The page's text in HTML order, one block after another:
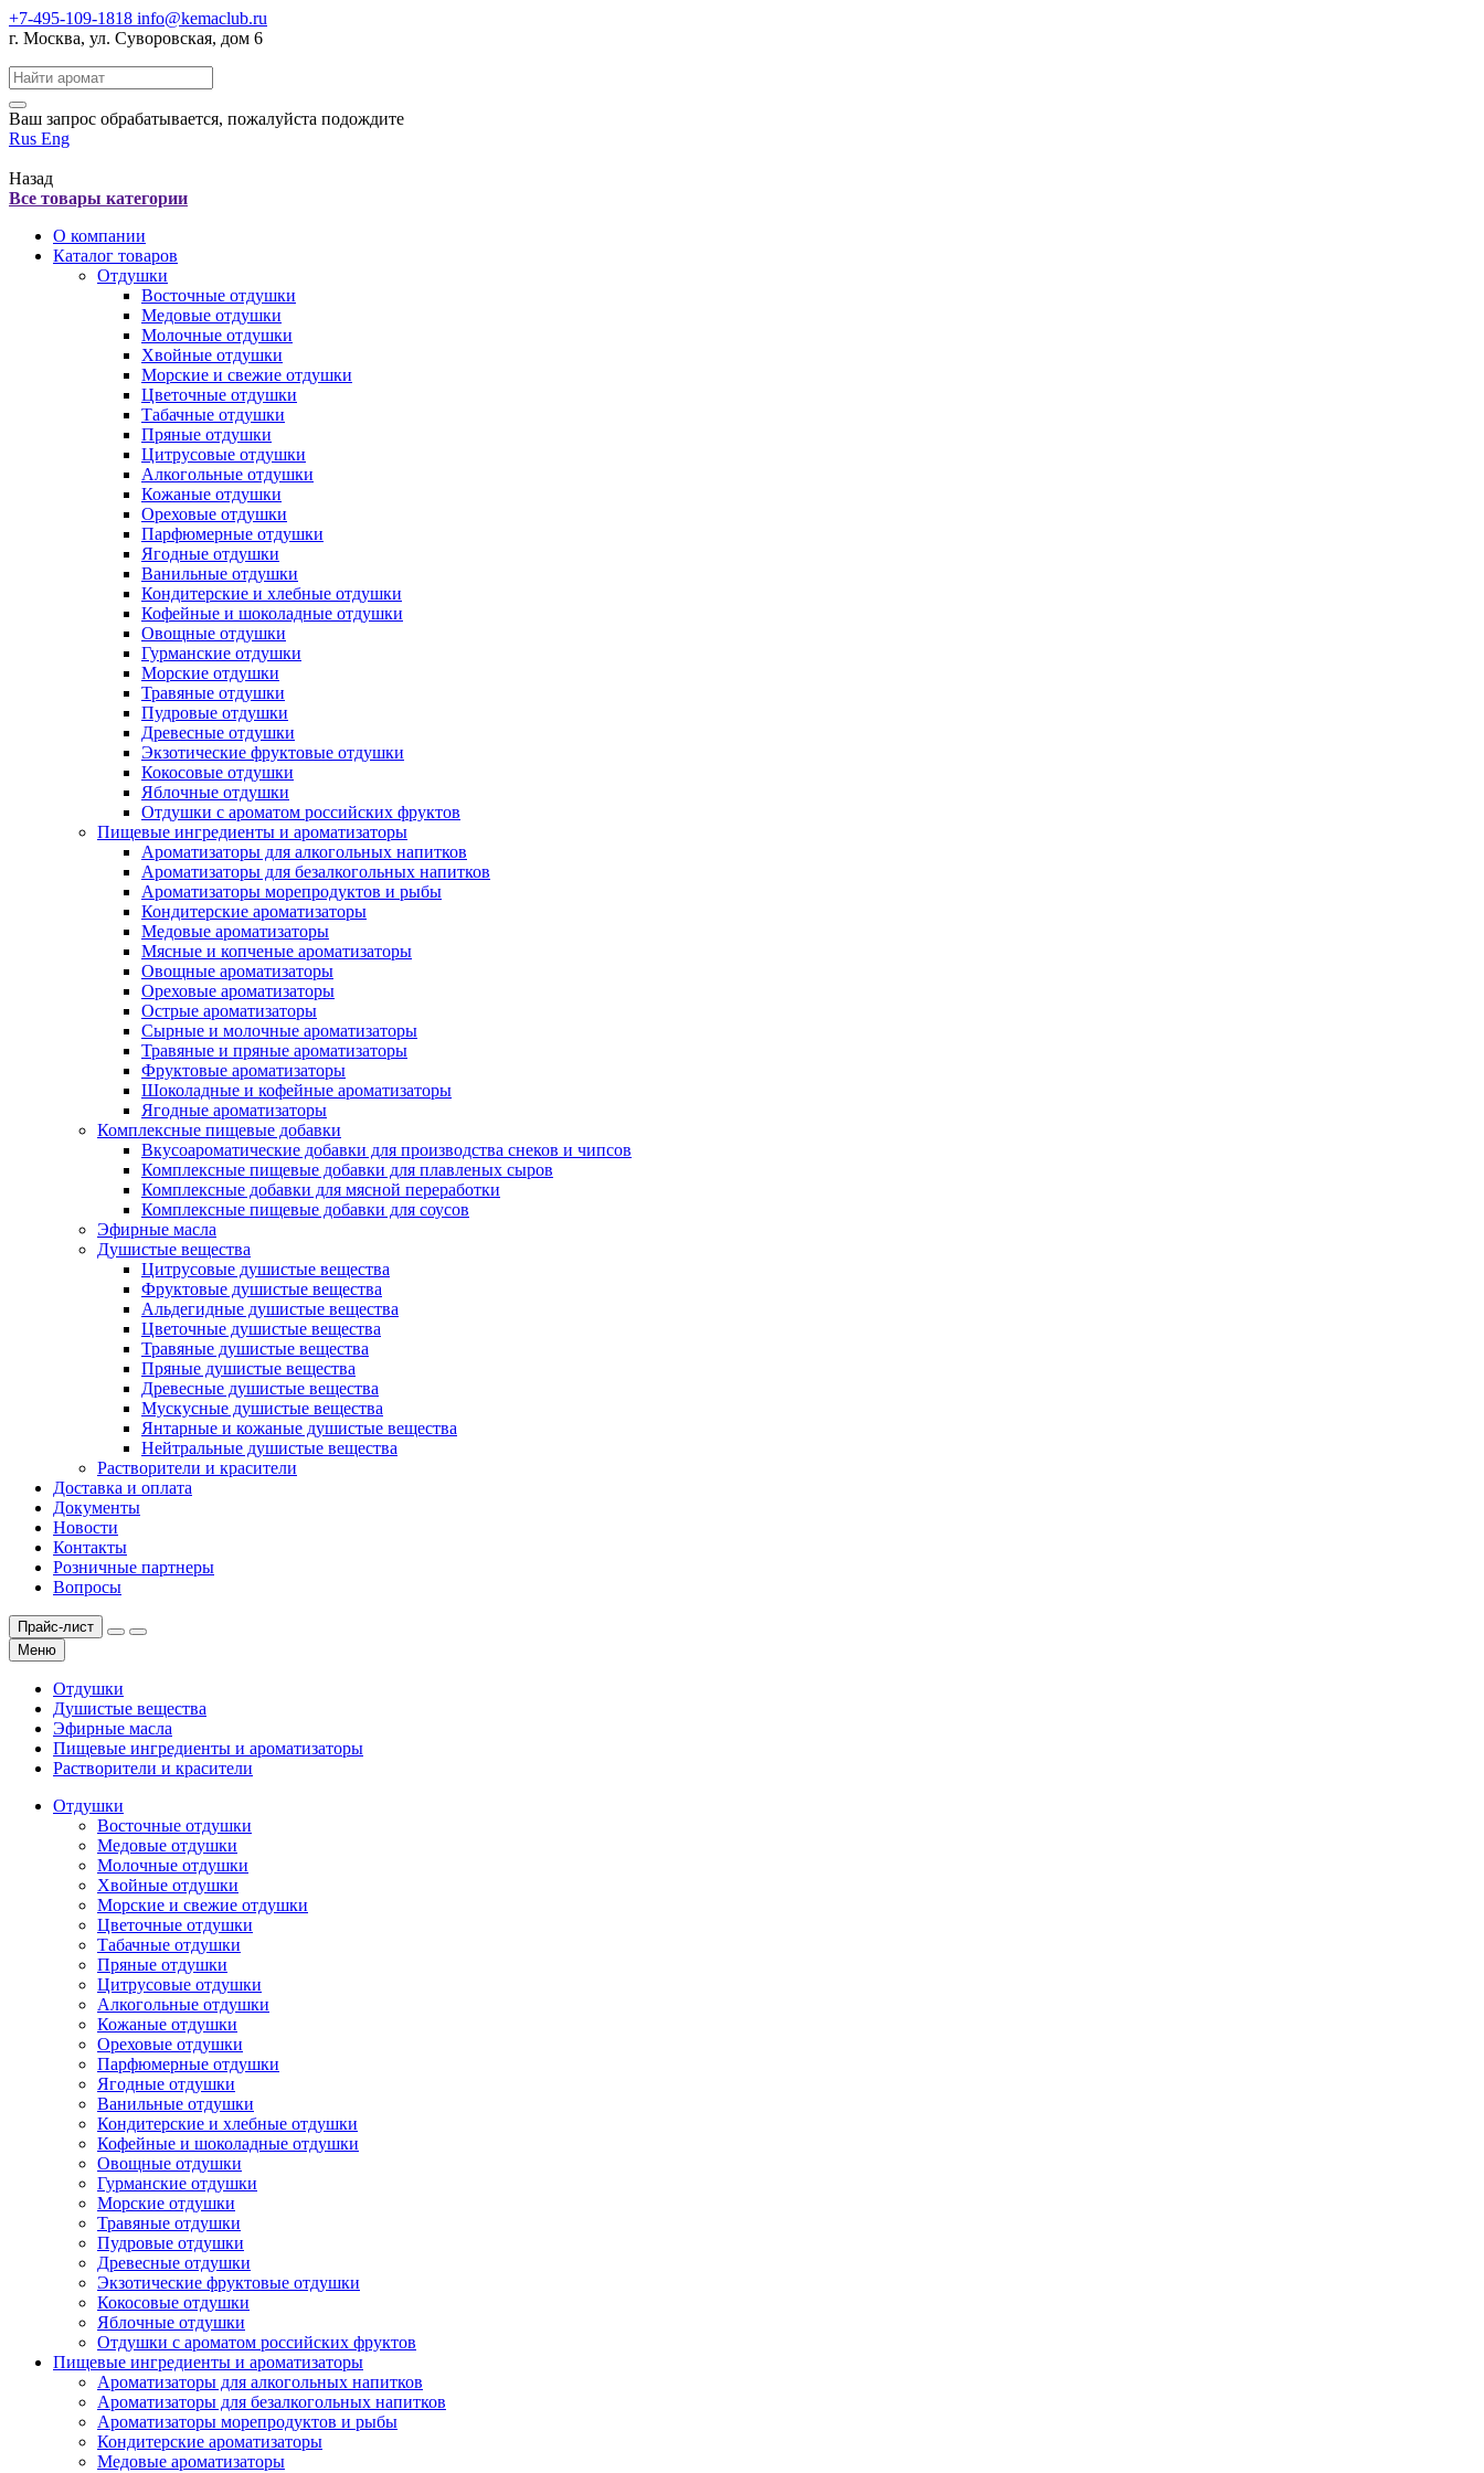
+7-495-109-1818 info@kemaclub.ru
г. Москва, ул. Суворовская, дом 6
Поиск:
Ваш запрос обрабатывается, пожалуйста подождите
Rus Eng
Назад
Все товары категории
О компании
Каталог товаров
Отдушки
Восточные отдушки
Медовые отдушки
Молочные отдушки
Хвойные отдушки
Морские и свежие отдушки
Цветочные отдушки
Табачные отдушки
Пряные отдушки
Цитрусовые отдушки
Алкогольные отдушки
Кожаные отдушки
Ореховые отдушки
Парфюмерные отдушки
Ягодные отдушки
Ванильные отдушки
Кондитерские и хлебные отдушки
Кофейные и шоколадные отдушки
Овощные отдушки
Гурманские отдушки
Морские отдушки
Травяные отдушки
Пудровые отдушки
Древесные отдушки
Экзотические фруктовые отдушки
Кокосовые отдушки
Яблочные отдушки
Отдушки с ароматом российских фруктов
Пищевые ингредиенты и ароматизаторы
Ароматизаторы для алкогольных напитков
Ароматизаторы для безалкогольных напитков
Ароматизаторы морепродуктов и рыбы
Кондитерские ароматизаторы
Медовые ароматизаторы
Мясные и копченые ароматизаторы
Овощные ароматизаторы
Ореховые ароматизаторы
Острые ароматизаторы
Сырные и молочные ароматизаторы
Травяные и пряные ароматизаторы
Фруктовые ароматизаторы
Шоколадные и кофейные ароматизаторы
Ягодные ароматизаторы
Комплексные пищевые добавки
Вкусоароматические добавки для производства снеков и чипсов
Комплексные пищевые добавки для плавленых сыров
Комплексные добавки для мясной переработки
Комплексные пищевые добавки для соусов
Эфирные масла
Душистые вещества
Цитрусовые душистые вещества
Фруктовые душистые вещества
Альдегидные душистые вещества
Цветочные душистые вещества
Травяные душистые вещества
Пряные душистые вещества
Древесные душистые вещества
Мускусные душистые вещества
Янтарные и кожаные душистые вещества
Нейтральные душистые вещества
Растворители и красители
Доставка и оплата
Документы
Новости
Контакты
Розничные партнеры
Вопросы
Прайс-лист
Меню
Отдушки
Душистые вещества
Эфирные масла
Пищевые ингредиенты и ароматизаторы
Растворители и красители
Отдушки
Восточные отдушки
Медовые отдушки
Молочные отдушки
Хвойные отдушки
Морские и свежие отдушки
Цветочные отдушки
Табачные отдушки
Пряные отдушки
Цитрусовые отдушки
Алкогольные отдушки
Кожаные отдушки
Ореховые отдушки
Парфюмерные отдушки
Ягодные отдушки
Ванильные отдушки
Кондитерские и хлебные отдушки
Кофейные и шоколадные отдушки
Овощные отдушки
Гурманские отдушки
Морские отдушки
Травяные отдушки
Пудровые отдушки
Древесные отдушки
Экзотические фруктовые отдушки
Кокосовые отдушки
Яблочные отдушки
Отдушки с ароматом российских фруктов
Пищевые ингредиенты и ароматизаторы
Ароматизаторы для алкогольных напитков
Ароматизаторы для безалкогольных напитков
Ароматизаторы морепродуктов и рыбы
Кондитерские ароматизаторы
Медовые ароматизаторы